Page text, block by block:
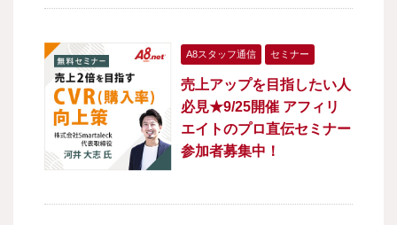
A8スタッフ通信 セミナー
売上アップを目指したい人
必見★9/25開催 アフィリ
エイトのプロ直伝セミナー
参加者募集中！